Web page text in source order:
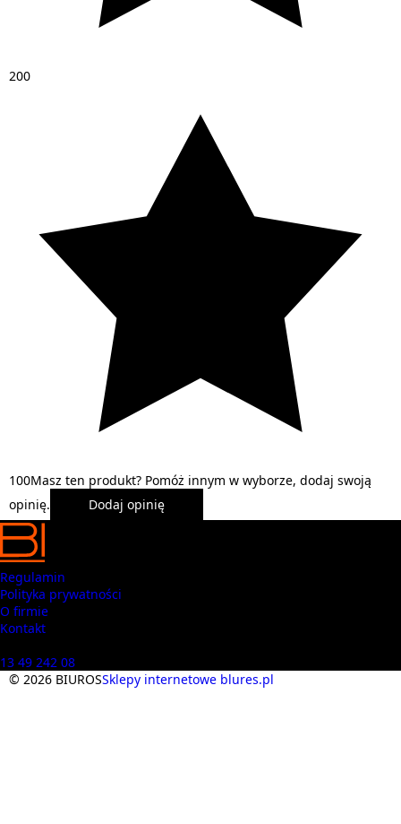
200
100Masz ten produkt? Pomóż innym w wyborze, dodaj swoją
opinię.
Dodaj opinię
Regulamin
Polityka prywatności
O firmie
Kontakt
13 49 242 08
© 2026 BIUROSSklepy internetowe blures.pl